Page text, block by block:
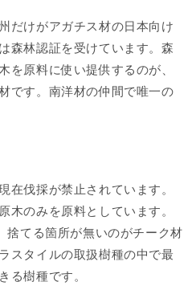
だけがアガチス材の日本向け
森林認証を受けています。森
を原料に使い提供するのが、
です。南洋材の仲間で唯一の
在伐採が禁止されています。
木のみを原料としています。
捨てる箇所が無いのがチーク材
スタイルの取扱樹種の中で最
る樹種です。